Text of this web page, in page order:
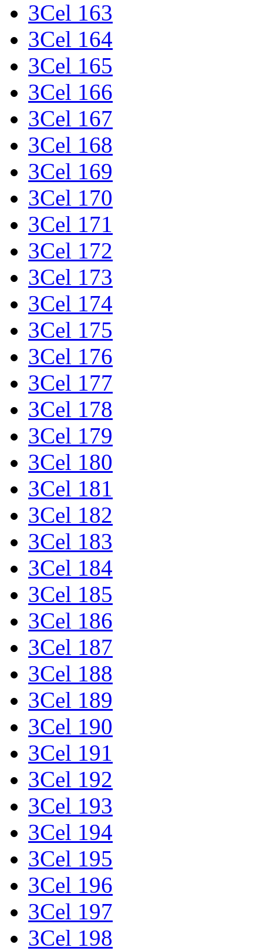
3Cel 163
3Cel 164
3Cel 165
3Cel 166
3Cel 167
3Cel 168
3Cel 169
3Cel 170
3Cel 171
3Cel 172
3Cel 173
3Cel 174
3Cel 175
3Cel 176
3Cel 177
3Cel 178
3Cel 179
3Cel 180
3Cel 181
3Cel 182
3Cel 183
3Cel 184
3Cel 185
3Cel 186
3Cel 187
3Cel 188
3Cel 189
3Cel 190
3Cel 191
3Cel 192
3Cel 193
3Cel 194
3Cel 195
3Cel 196
3Cel 197
3Cel 198